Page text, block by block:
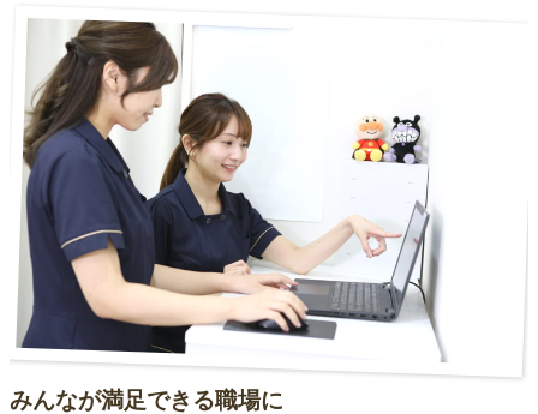
みんなが満足できる職場に